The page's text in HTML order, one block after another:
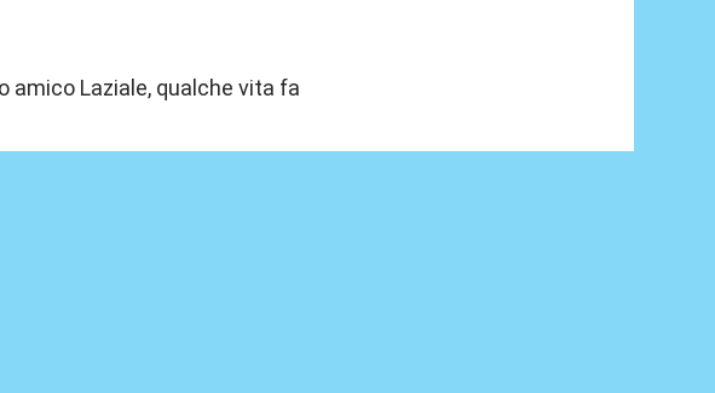
amico Laziale, qualche vita fa